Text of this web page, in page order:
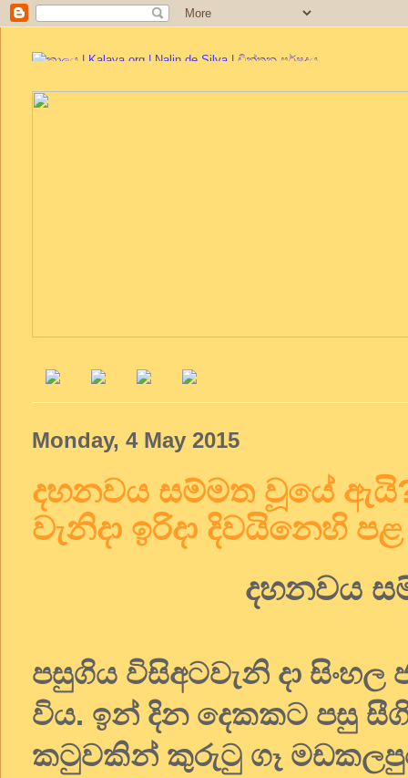
Monday, 4 May 2015
දහනවය සම්මත වූයේ ඇයි?
වැනිදා ඉරිදා දිවයිනෙහි
දහනවය
පසුගිය විසිඅටවැනි දා
විය. ඉන් දින දෙකකට පසු
කටුවකින් කුරුටු ගෑ